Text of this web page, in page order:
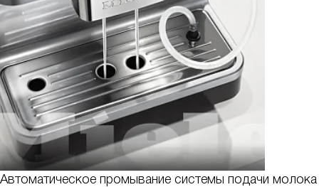
Автоматическое промывание системы подачи молока